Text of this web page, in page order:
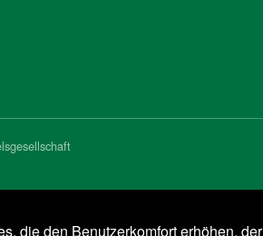
die den Benutzerkomfort erhöhen, der